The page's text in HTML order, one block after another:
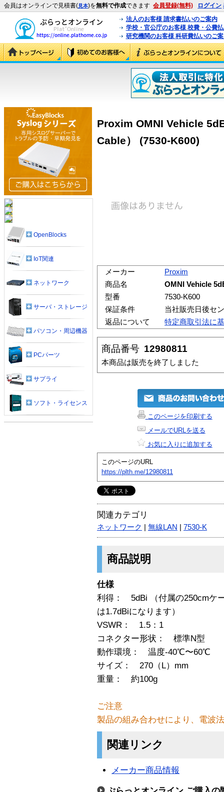
会員はオンラインで見積書(見本)を無料で作成できます 会員登録(無料) ログイン
法人のお客様 請求書払いのご案内
学校・官公庁のお客様 校費・公費
研究機関のお客様 科研費払いのご
Proxim OMNI Vehicle
Cable） (7530-K600)
メーカー
Proxim
商品名
OMNI Vehicle
型番
7530-K600
保証条件
当社販売日後セ
返品について
特定商取引法に
商品番号 12980811
本商品は販売を終了しました
このページを印刷する
メールでURLを送る
お気に入りに追加する
このページのURL
https://plth.me/12980811
関連カテゴリ
ネットワーク 無線LAN 7530-K
商品説明
仕様
利得： 5dBi （付属の250cmケ
は1.7dBiになります）
VSWR： 1.5：1
コネクター形状： 標準N型
動作環境： 温度-40℃〜60℃
サイズ： 270（L）mm
重量： 約100g
ご注意
製品の組み合わせにより、電波
関連リンク
メーカー商品情報
OpenBlocks
IoT関連
ネットワーク
サーバ・ストレージ
パソコン・周辺機器
PCパーツ
サプライ
ソフト・ライセンス